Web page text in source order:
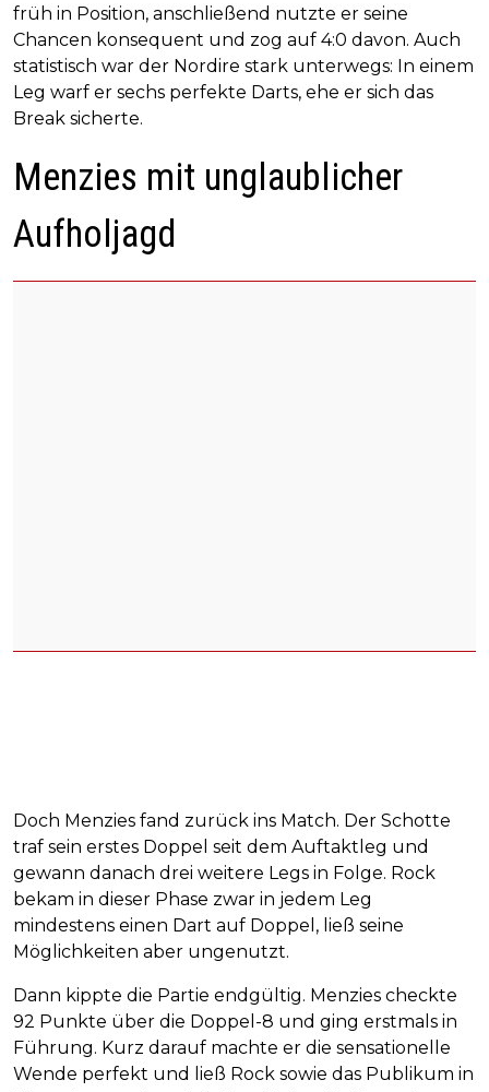
früh in Position, anschließend nutzte er seine
Chancen konsequent und zog auf 4:0 davon. Auch
statistisch war der Nordire stark unterwegs: In einem
Leg warf er sechs perfekte Darts, ehe er sich das
Break sicherte.
Menzies mit unglaublicher
Aufholjagd
Doch Menzies fand zurück ins Match. Der Schotte
traf sein erstes Doppel seit dem Auftaktleg und
gewann danach drei weitere Legs in Folge. Rock
bekam in dieser Phase zwar in jedem Leg
mindestens einen Dart auf Doppel, ließ seine
Möglichkeiten aber ungenutzt.
Dann kippte die Partie endgültig. Menzies checkte
92 Punkte über die Doppel-8 und ging erstmals in
Führung. Kurz darauf machte er die sensationelle
Wende perfekt und ließ Rock sowie das Publikum in